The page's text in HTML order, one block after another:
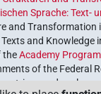
Sprache: Text-
and Transformation
and Knowledge
theAcademy Program
of the Federal
retrieve and explore